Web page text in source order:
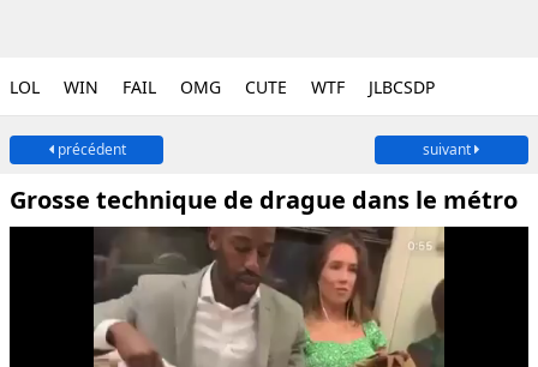
LOL WIN FAIL OMG CUTE WTF JLBCSDP
précédent suivant
Grosse technique de drague dans le métro